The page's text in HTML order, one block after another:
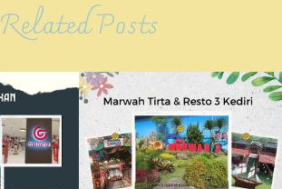
Related Posts